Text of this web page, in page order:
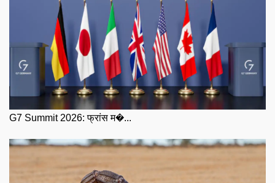
G7 Summit 2026: फ्रांस म�...